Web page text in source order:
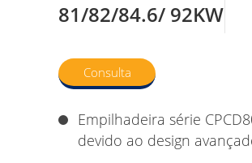
81/82/84.6/ 92KW
Consulta
Empilhadeira série
devido ao design